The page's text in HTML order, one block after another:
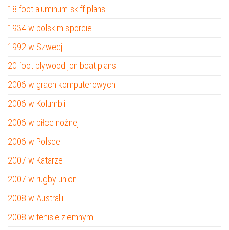
18 foot aluminum skiff plans
1934 w polskim sporcie
1992 w Szwecji
20 foot plywood jon boat plans
2006 w grach komputerowych
2006 w Kolumbii
2006 w piłce nożnej
2006 w Polsce
2007 w Katarze
2007 w rugby union
2008 w Australii
2008 w tenisie ziemnym